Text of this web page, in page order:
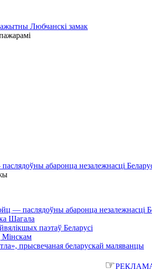
Любчанскі замак
абаронца незалежнасці
— паслядоўны абаронца незалежнасці
Шагала
паэтаў Беларусі
Мінскам
прысвечаная беларускай маляванцы
☞